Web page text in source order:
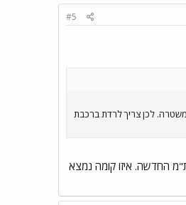
#5
לכן צריך לרדת ברכבת
החדשה. איזו קומה נמצא